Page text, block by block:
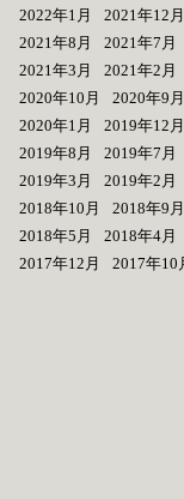
2022年1月 2021年12月
2021年8月
2021年7月
2021年3月
2021年2月
2020年10月
2020年9月
2020年1月
2019年12月
2019年8月
2019年7月
2019年3月
2019年2月
2018年10月
2018年9月
2018年5月
2018年4月
2017年12月
2017年10